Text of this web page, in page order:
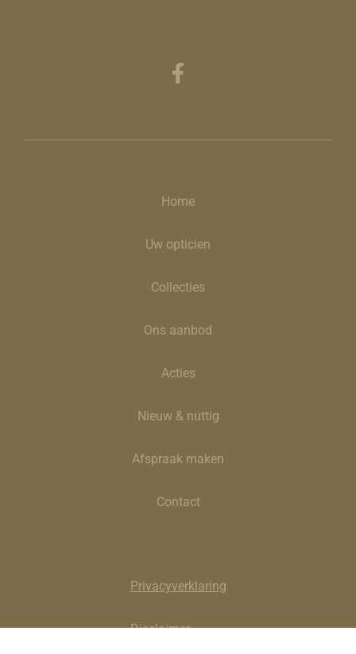
Home
Uw opticien
Collecties
Ons aanbod
Acties
Nieuw & nuttig
Afspraak maken
Contact
Privacyverklaring
Disclaimer